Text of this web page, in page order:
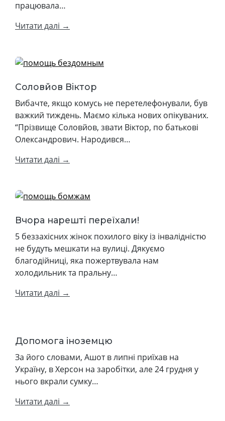
працювала…
Читати далі →
Соловйов Віктор
Вибачте, якщо комусь не перетелефонували, був
важкий тиждень. Маємо кілька нових опікуваних.
“Прізвище Соловйов, звати Віктор, по батькові
Олександрович. Народився…
Читати далі →
Вчора нарешті переїхали!
5 беззахісних жінок похилого віку із інвалідністю
не будуть мешкати на вулиці. Дякуємо
благодійниці, яка пожертвувала нам
холодильник та пральну…
Читати далі →
Допомога іноземцю
За його словами, Ашот в липні приїхав на
Україну, в Херсон на заробітки, але 24 грудня у
нього вкрали сумку…
Читати далі →